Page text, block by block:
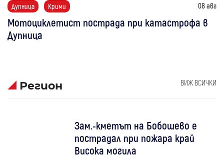
Дупница Крими 08 авг
Мотоциклетист пострада при катастрофа в
Дупница
Регион ВИЖ ВСИЧКИ
Зам.-кметът на Бобошево е
пострадал при пожара край
Висока могила